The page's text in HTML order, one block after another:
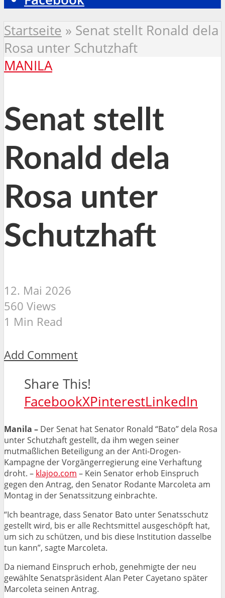
Startseite » Senat stellt Ronald dela
Rosa unter Schutzhaft
MANILA
Senat stellt
Ronald dela
Rosa unter
Schutzhaft
12. Mai 2026
560 Views
1 Min Read
Add Comment
Share This!
FacebookXPinterestLinkedIn
Manila – Der Senat hat Senator Ronald “Bato” dela Rosa
unter Schutzhaft gestellt, da ihm wegen seiner
mutmaßlichen Beteiligung an der Anti-Drogen-
Kampagne der Vorgängerregierung eine Verhaftung
droht. – klajoo.com – Kein Senator erhob Einspruch
gegen den Antrag, den Senator Rodante Marcoleta am
Montag in der Senatssitzung einbrachte.
“Ich beantrage, dass Senator Bato unter Senatsschutz
gestellt wird, bis er alle Rechtsmittel ausgeschöpft hat,
um sich zu schützen, und bis diese Institution dasselbe
tun kann”, sagte Marcoleta.
Da niemand Einspruch erhob, genehmigte der neu
gewählte Senatspräsident Alan Peter Cayetano später
Marcoleta seinen Antrag.